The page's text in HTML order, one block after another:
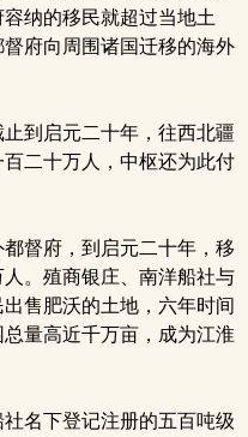
纳的移民就超过当地土
府向周围诸国迁移的海外
到启元二十年，往西北疆
二十万人，中枢还为此付
督府，到启元二十年，移
。殖商银庄、南洋船社与
售肥沃的土地，六年时间
量高近千万亩，成为江淮
名下登记注册的五百吨级